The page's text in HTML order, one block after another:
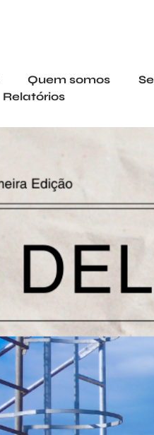
Quem somos
Relatórios